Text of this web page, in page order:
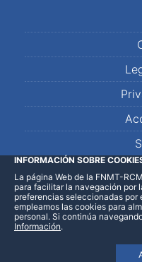
LinkedInFacebook
INFORMACIÓN SOBRE
La página Web de la FNMT-
para facilitar la navegación por
preferencias seleccionadas por
empleamos las cookies para
personal. Si continúa
Información.